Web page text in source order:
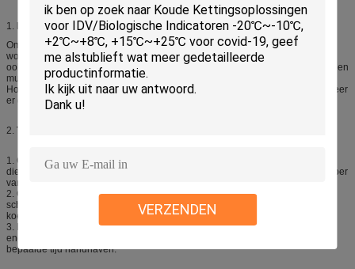
VERZENDEN
1.
DOEL:
Om de pijn te controleren en te verminderen die door spanning, het kneuzen
wordt veroorzaakt, trekt de spier, scheurt en die de brandwonden, het kunnen
ook de pijn en het ongemak snel verwijderen door koorts, hoofdpijn, tandpijn en
mugbeten wordt veroorzaakt.
Houd verse groenten, fruit, bier, dranken en gekoeld voedsel bevroren wanneer
er geen andere bron voor beschikbare koelen is.
2. Toepassingsgebied:
1. Gebruikt voor biochemische reagentia, soldeerseldeeg, plasma, vaccins,
diergeneeskunde, aquatische producten, vissen en vers de temperatuurvervoer
van de voedsel koude opslag over lange afstanden.
2. Gebruikt om hoge koortspatiënt, anti-inflammatory pijnstillende, koude
schoonheid, verstuikingen, dalingen, hemostatische etterings hulptherapie te
koelen.
3. De koele opslag om macht en macht in de ijskast op te slaan kan koude
energie vrijgeven, de temperatuur van de ijskast koude opslag binnen een
bepaalde tijd handhaven.